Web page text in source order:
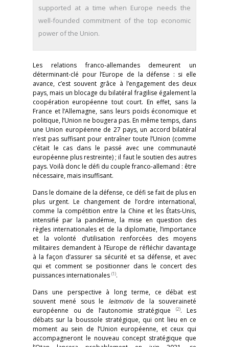
supported at a time when Europe needs the
well-founded commitment of the top economic
power of the Union.
Les relations franco-allemandes demeurent un
déterminant-clé pour l’Europe de la défense : si elle
avance, c’est souvent grâce à l’engagement des deux
pays, mais un blocage du bilatéral fragilise également la
coopération européenne tout court. En effet, sans la
France et l’Allemagne, sans leurs poids économique et
politique, l’Union ne bougera pas. En même temps, dans
une Union européenne de 27 pays, un accord bilatéral
n’est pas suffisant pour entraîner toute l’Union (comme
c’était le cas dans le passé avec une communauté
européenne plus restreinte) ; il faut le soutien des autres
pays. Voilà donc le défi du couple franco-allemand : être
nécessaire, mais insuffisant.
Dans le domaine de la défense, ce défi se fait de plus en
plus urgent. Le changement de l’ordre international,
comme la compétition entre la Chine et les États-Unis,
intensifié par la pandémie, la mise en question des
règles internationales et de la diplomatie, l’importance
et la volonté d’utilisation renforcées des moyens
militaires demandent à l’Europe de réfléchir davantage
à la façon d’assurer sa sécurité et sa défense, et avec
qui et comment se positionner dans le concert des
puissances internationales (1).
Dans une perspective à long terme, ce débat est
souvent mené sous le leitmotivde la souveraineté
européenne ou de l’autonomie stratégique
(2). Les
débats sur la boussole stratégique, qui ont lieu en ce
moment au sein de l’Union européenne, et ceux qui
accompagneront le nouveau concept stratégique que